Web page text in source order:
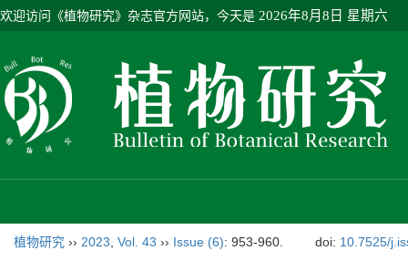
欢迎访问《植物研究》杂志官方网站，今天是 2026年8月8日 星期六
植物研究 ›› 2023 Vol. 43 ›› Issue (6): 953-960. doi: 10.7525/